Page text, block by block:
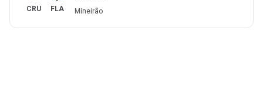
CRU FLA Mineirão